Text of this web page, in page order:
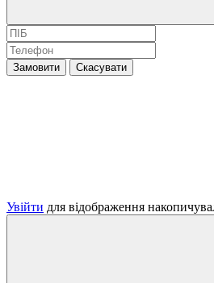
Замовити Скасувати
Увійти для відображення